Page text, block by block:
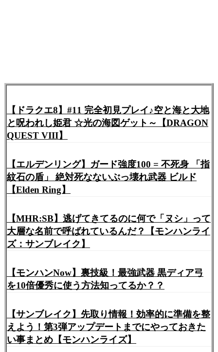
【ドラクエ8】#11 完全初見プレイ♪空と海と大地
と呪われし姫君 ☆光の海図ゲット～【DRAGON
QUEST VIII】
【エルデンリング】ガード強度100 = 不死身 「指
紋石の盾」 絶対死なないぶっ壊れ武器 ビルド
【Elden Ring】
【MHR:SB】逃げてきてるのに何で「ヌシ」って
大層な名前で呼ばれているんだ？【モンハンライ
ズ：サンブレイク】
【モンハンNow】裏技級！最強武器 黒ディア弓
を10倍優秀に使う方法知ってるか？？
【サンブレイク】先取り情報！効率的に準備を整
えよう！第3弾アップデートまでにやっておきた
い事まとめ【モンハンライズ】